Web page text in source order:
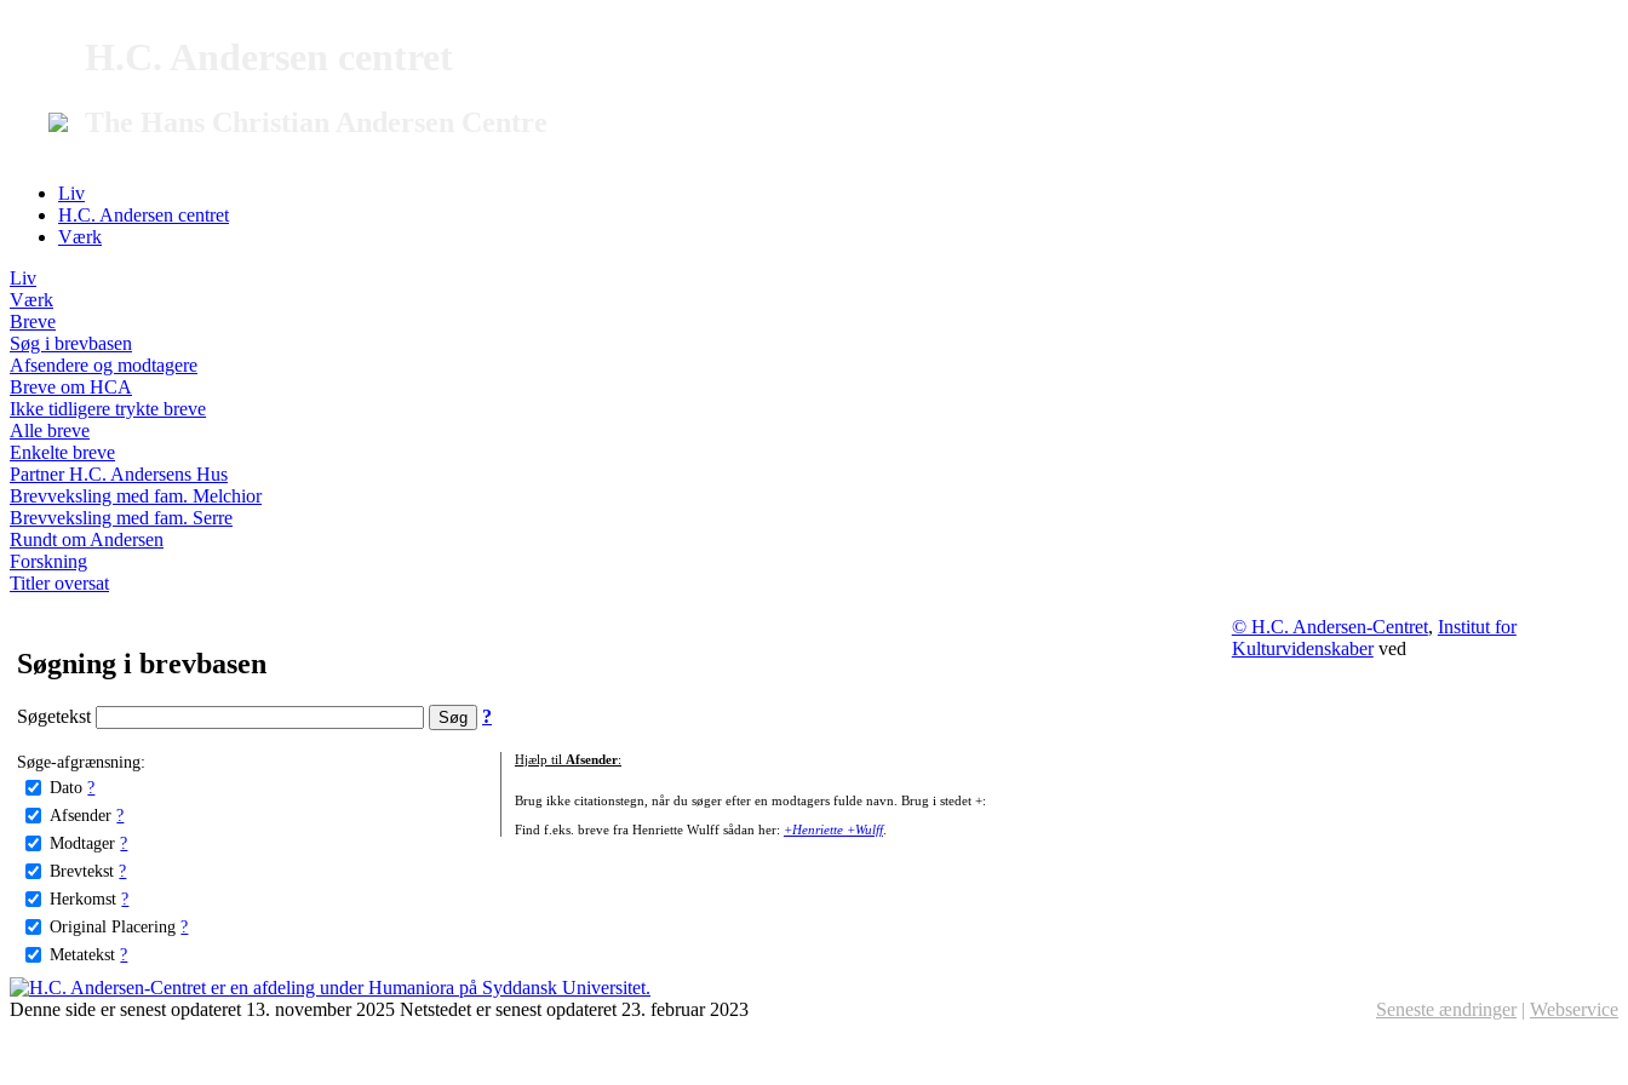
Liv
H.C. Andersen centret
Værk
Liv
Værk
Breve
Søg i brevbasen
Afsendere og modtagere
Breve om HCA
Ikke tidligere trykte breve
Alle breve
Enkelte breve
Partner H.C. Andersens Hus
Brevveksling med fam. Melchior
Brevveksling med fam. Serre
Rundt om Andersen
Forskning
Titler oversat
Søgning i brevbasen
Søgetekst ?
Søge-afgrænsning:
Dato ?
Afsender ?
Modtager ?
Brevtekst ?
Herkomst ?
Original Placering ?
Metatekst ?
Hjælp til Afsender:
Brug ikke citationstegn, når du søger efter en modtagers fulde navn. Brug i stedet +:
Find f.eks. breve fra Henriette Wulff sådan her: +Henriette +Wulff.
© H.C. Andersen-Centret, Institut for
Kulturvidenskaberved
Denne side er senest opdateret 13. november 2025 Netstedet er senest opdateret 23. februar 2023 Seneste ændringer | Webservice